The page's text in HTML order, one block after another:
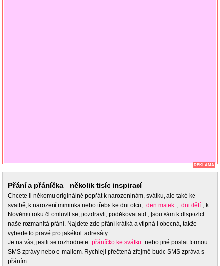
REKLAMA
Přání a přáníčka - několik tisíc inspirací
Chcete-li někomu originálně popřát k narozeninám, svátku, ale také ke
svatbě, k narození miminka nebo třeba ke dni otců, den matek , dni dětí , k
Novému roku či omluvit se, pozdravit, poděkovat atd., jsou vám k dispozici
naše rozmanitá přání. Najdete zde přání krátká a vtipná i obecná, takže
vyberte to pravé pro jakékoli adresáty.
Je na vás, jestli se rozhodnete přáníčko ke svátku nebo jiné poslat formou
SMS zprávy nebo e-mailem. Rychleji přečtená zřejmě bude SMS zpráva s
přáním.